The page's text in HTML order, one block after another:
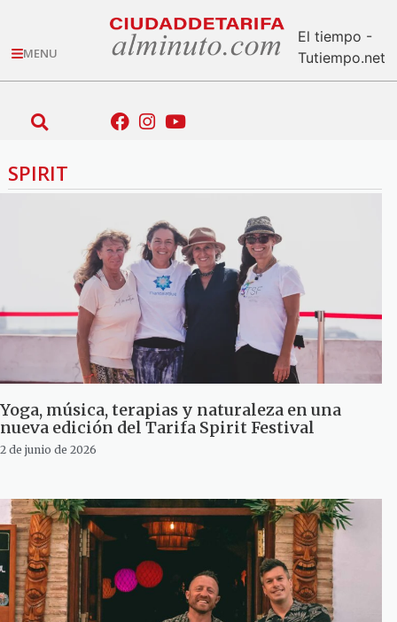
MENU
El tiempo -
Tutiempo.net
SPIRIT
Yoga, música, terapias y naturaleza en una
nueva edición del Tarifa Spirit Festival
2 de junio de 2026